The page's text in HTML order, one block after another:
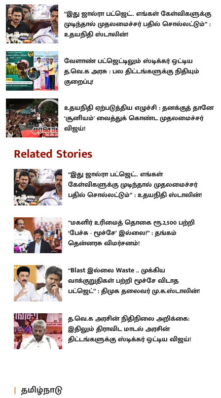
“இது ஜால்ரா பட்ஜெட்.. எங்கள் கேள்விகளுக்கு
முடிந்தால் முதலமைச்சர் பதில் சொல்லட்டும்” :
உதயநிதி ஸ்டாலின்!
வேளாண் பட்ஜெட்டிலும் ஸ்டிக்கர் ஒட்டிய
த.வெ.க அரசு : பல திட்டங்களுக்கு நிதியும்
குறைப்பு!
உதயநிதி ஏற்படுத்திய எழுச்சி : தனக்குத் தானே
‘சூனியம்' வைத்துக் கொண்ட முதலமைச்சர்
விஜய்!
Related Stories
“இது ஜால்ரா பட்ஜெட்.. எங்கள்
கேள்விகளுக்கு முடிந்தால் முதலமைச்சர்
பதில் சொல்லட்டும்” : உதயநிதி ஸ்டாலின்!
“மகளிர் உரிமைத் தொகை ரூ.2,500 பற்றி
‘பேச்சு - மூச்சே’ இல்லை!” : தங்கம்
தென்னரசு விமர்சனம்!
“Blast இல்லை Waste .. முக்கிய
வாக்குறுதிகள் பற்றி மூச்சே விடாத
பட்ஜெட்” : திமுக தலைவர் மு.க.ஸ்டாலின்!
த.வெ.க அரசின் நிதிநிலை அறிக்கை:
இதிலும் திராவிட மாடல் அரசின்
திட்டங்களுக்கு ஸ்டிக்கர் ஒட்டிய விஜய்!
தமிழ்நாடு